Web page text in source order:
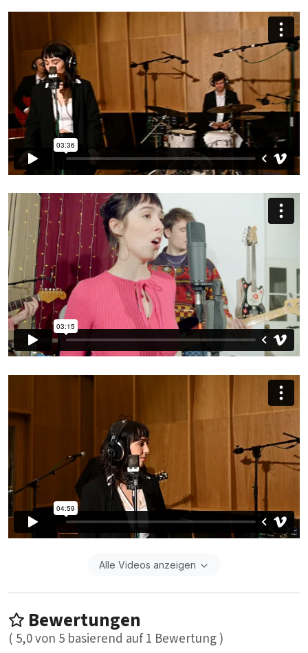
Alle Videos anzeigen
Bewertungen
( 5,0von 5 basierend auf1 Bewertung )